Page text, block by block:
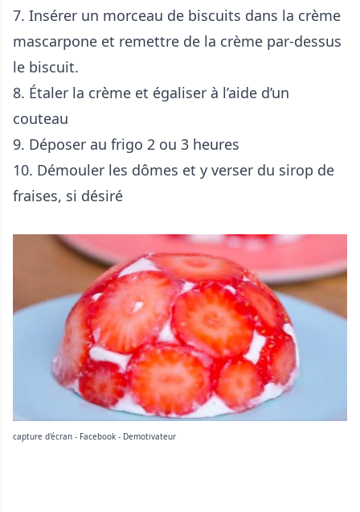
7. Insérer un morceau de biscuits dans la crème
mascarpone et remettre de la crème par-dessus
le biscuit.
8. Étaler la crème et égaliser à l’aide d’un
couteau
9. Déposer au frigo 2 ou 3 heures
10. Démouler les dômes et y verser du sirop de
fraises, si désiré
capture d'écran - Facebook - Demotivateur